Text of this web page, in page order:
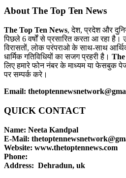
About The Top Ten News
The Top Ten News, देश, प्रदेश और
पिछले 6 वर्षों से प्रसारित करता आ रहा
विरासतों, लोक परंपराओ के साथ-साथ
धार्मिक गतिविधियों का सजग प्रहरी है।
लिए हमारे फोन नंबर के माध्यम या फेसबुक
पर सम्पर्क करे।
Email:
QUICK CONTACT
Name: Neeta Kandpal
E-Mail:
Website: www.thetoptennews.com
Phone:
Address: Dehradun, uk